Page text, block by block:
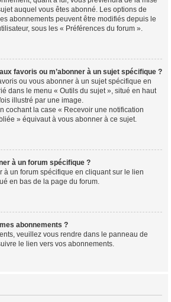
auquel vous êtes abonné. Les options de
abonnements peuvent être modifiés depuis le
sous les « Préférences du forum ».
favoris ou m’abonner à un sujet spécifique ?
ou vous abonner à un sujet spécifique en
dans le menu « Outils du sujet », situé en haut
illustré par une image.
cochant la case « Recevoir une notification
» équivaut à vous abonner à ce sujet.
à un forum spécifique ?
à un forum spécifique en cliquant sur le lien
en bas de la page du forum.
abonnements ?
veuillez vous rendre dans le panneau de
le lien vers vos abonnements.